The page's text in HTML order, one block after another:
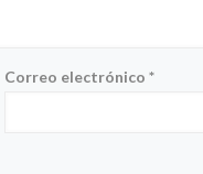
Correo electrónico*